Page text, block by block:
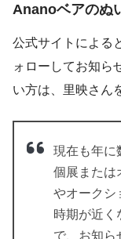
Ananoベアのぬ
公式サイトによる
ォローしてお知ら
い方は、里映さん
現在も年に
個展または
やオークシ
時期が近く
で、お知ら